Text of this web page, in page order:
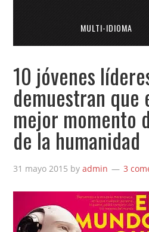
MULTI-IDIOMA
10 jóvenes
demuestran que
mejor momento
de la humanidad
31 mayo 2015 byadmin 3